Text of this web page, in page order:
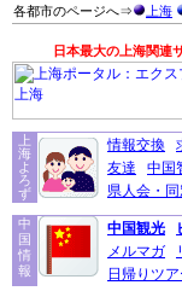
各都市のページへ⇒ 上海
日本最大の上海関連
上
海
よ
ろ
ず
情報交換
友達
中国
県人会・
中
国
情
報
中国観光
メルマガ
日帰りツア